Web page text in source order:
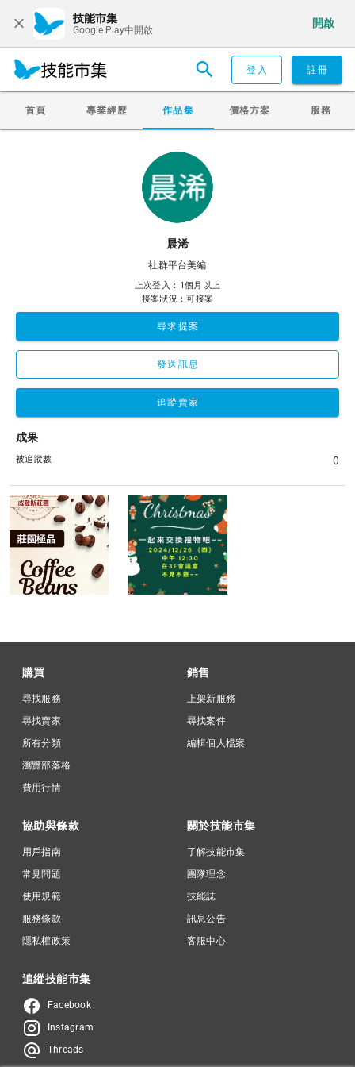
技能市集
Google Play中開啟
開啟
登入 註冊
首頁 專業經歷 作品集 價格方案 服務
晨浠
社群平台美編
上次登入：1個月以上
接案狀況：可接案
尋求提案
發送訊息
追蹤賣家
成果
被追蹤數 0
購買
尋找服務
尋找賣家
所有分類
瀏覽部落格
費用行情
銷售
上架新服務
尋找案件
編輯個人檔案
協助與條款
用戶指南
常見問題
使用規範
服務條款
隱私權政策
關於技能市集
了解技能市集
團隊理念
技能誌
訊息公告
客服中心
追縱技能市集
Facebook
Instagram
Threads